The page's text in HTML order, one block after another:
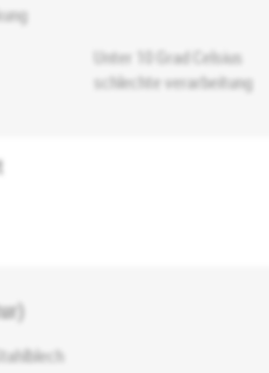
Unter 10 Grad Celsius
schlechte verarbeitung